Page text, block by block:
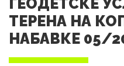
ГЕОДЕТСКЕ
ТЕРЕНА НА
НАБАВКЕ 05/